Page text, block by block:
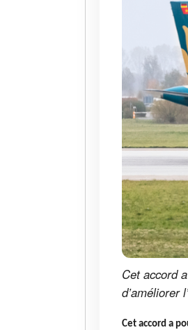
Cet accord
d’améliorer
Cet accord a